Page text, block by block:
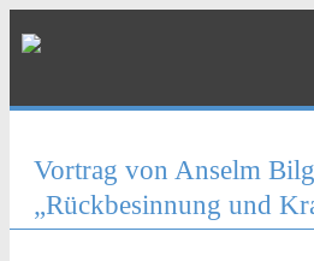
Vortrag von Anselm
„Rückbesinnung und